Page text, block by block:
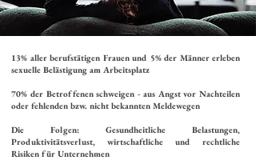
​13% aller berufstätigen Frauen und 5% der Männer erleben
sexuelle Belästigung am Arbeitsplatz
70% der Betroffenen schweigen - aus Angst vor Nachteilen
oder fehlenden bzw. nicht bekannten Meldewegen
Die Folgen: Gesundheitliche Belastungen,
Produktivitätsverlust, wirtschaftliche und rechtliche
Risiken für Unternehmen